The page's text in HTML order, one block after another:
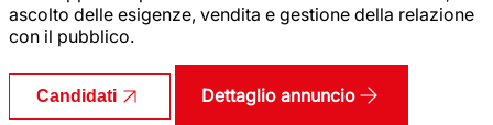
ascolto delle esigenze, vendita e gestione della relazione
con il pubblico.
Candidati Dettaglio annuncio